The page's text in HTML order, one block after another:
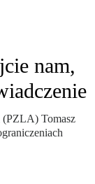
nam,
Tomasz